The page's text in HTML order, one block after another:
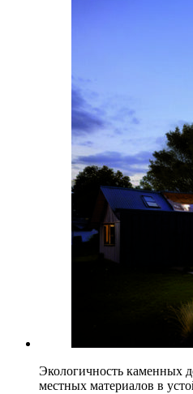
Экологичность каменных
местных материалов в